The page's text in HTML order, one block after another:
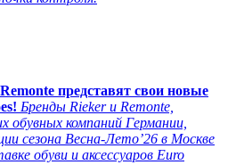
представят свои новые
Бренды Rieker и Remonte,
обувных компаний Германии,
сезона Весна-Лето’26 в Москве
обуви и аксессуаров Euro